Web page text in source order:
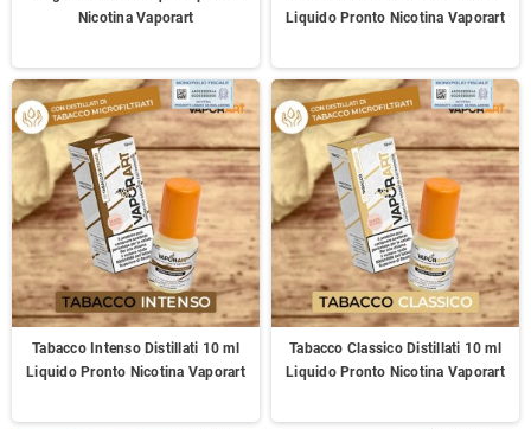
Nicotina Vaporart
Liquido Pronto Nicotina Vaporart
Tabacco Intenso Distillati 10 ml
Liquido Pronto Nicotina Vaporart
Tabacco Classico Distillati 10 ml
Liquido Pronto Nicotina Vaporart